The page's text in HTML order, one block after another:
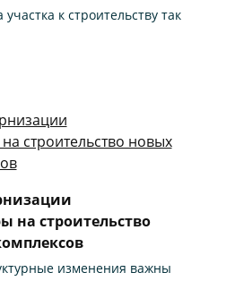
к строительству так
на строительство
изменения важны